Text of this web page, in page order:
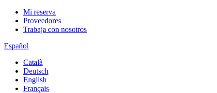
Mi reserva
Proveedores
Trabaja con nosotros
Español
Català
Deutsch
English
Français